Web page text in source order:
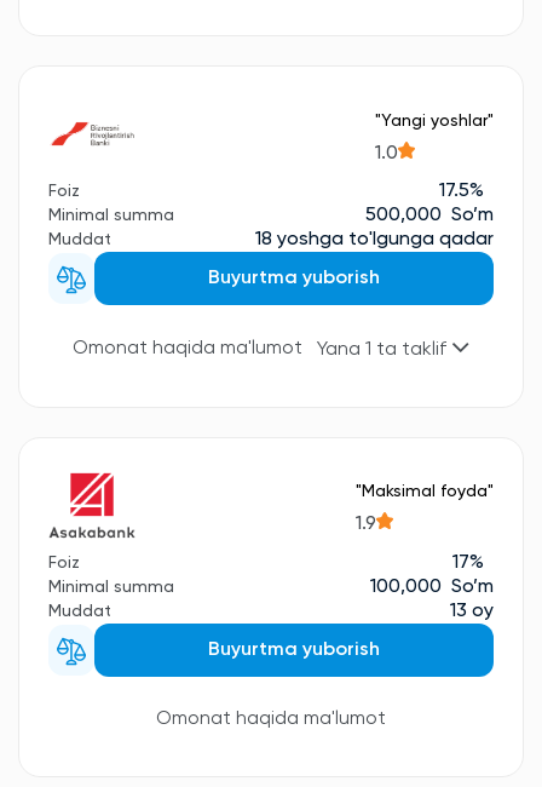
"Yangi yoshlar"
1.0
Foiz 17.5%
Minimal summa 500,000 So’m
Muddat
18 yoshga to'lgunga qadar
Buyurtma yuborish
Omonat haqida ma'lumot Yana 1 ta taklif
"Maksimal foyda"
1.9
Foiz 17%
Minimal summa 100,000 So’m
Muddat
13 oy
Buyurtma yuborish
Omonat haqida ma'lumot